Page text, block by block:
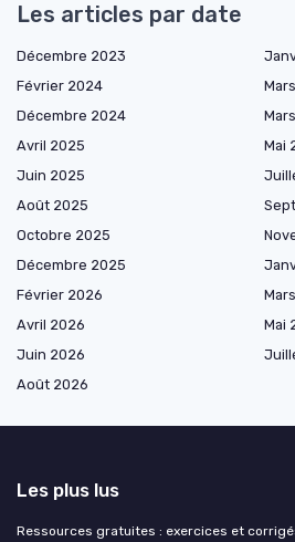
Les articles par date
Décembre 2023
Février 2024
Décembre 2024
Avril 2025
Mai
Juin 2025
Août 2025
Octobre 2025
Décembre 2025
Février 2026
Avril 2026
Mai
Juin 2026
Août 2026
Les plus lus
Ressources gratuites : exercices et